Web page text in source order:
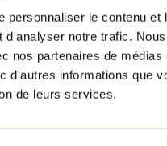
personnaliser le contenu
notre trafic.
nos partenaires de
d'autres informations que
de leurs services.